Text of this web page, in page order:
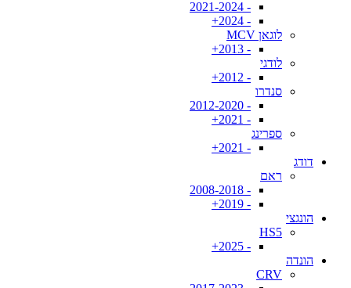
- 2021-2024
- 2024+
לוגאן MCV
- 2013+
לודגי
- 2012+
סנדרו
- 2012-2020
- 2021+
ספרינג
- 2021+
דודג
ראם
- 2008-2018
- 2019+
הונגצי
HS5
- 2025+
הונדה
CRV